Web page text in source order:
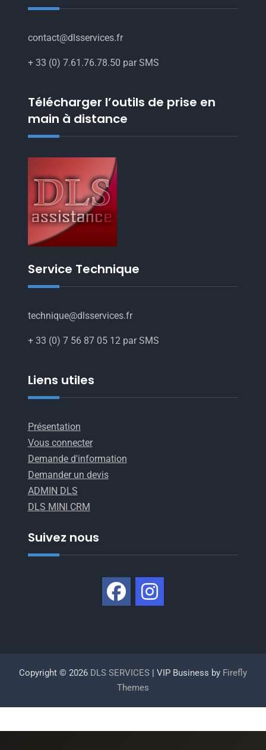
contact@dlsservices.fr
+ 33 (0) 7.61.76.78.50 par SMS
Télécharger l’outils de prise en
main à distance
Service Technique
technique@dlsservices.fr
+ 33 (0) 7 56 87 05 12 par SMS
Liens utiles
Présentation
Vous connecter
Demande d'information
Demander un devis
ADMIN DLS
DLS MINI CRM
Suivez nous
Copyright © 2026 DLS SERVICES| VIP Business by Firefly
Themes